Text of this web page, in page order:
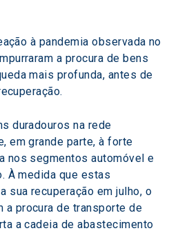
à pandemia observada no
a procura de bens
mais profunda, antes de
duradouros na rede
em grande parte, à forte
nos segmentos automóvel e
À medida que estas
sua recuperação em julho, o
a procura de transporte de
a cadeia de abastecimento